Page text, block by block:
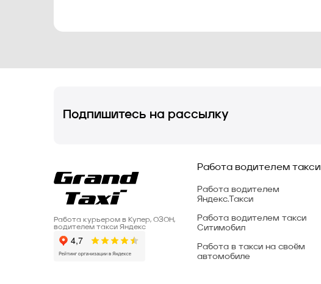
Подпишитесь на рассылку
Работа курьером в Купер, ОЗОН,
водителем такси Яндекс
Работа водителем такси
Работа водителем
Яндекс.Такси
Работа водителем такси
Ситимобил
Работа в такси на своём
автомобиле